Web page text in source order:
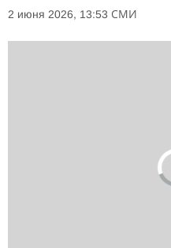
2 июня 2026, 13:53 СМИ